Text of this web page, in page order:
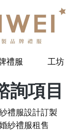
禮服 工坊
詢項目
禮服設計訂製
紗禮服租售